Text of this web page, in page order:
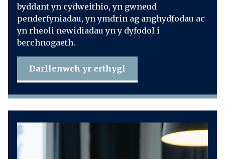
byddant yn cydweithio, yn gwneud
penderfyniadau, yn ymdrin ag anghydfodau ac
yn rheoli newidiadau yn y dyfodol i
berchnogaeth.
Darllenwch yr erthygl